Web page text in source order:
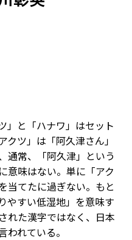
」と「ハナワ」はセット
ツ」は「阿久津さん」
通常、「阿久津」という
意味はない。単に「アク
当てたに過ぎない。もと
やすい低湿地」を意味す
れた漢字ではなく、日本
れている。